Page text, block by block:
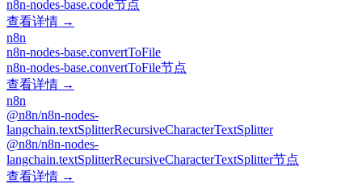
n8n-nodes-base.code节点
查看详情 →
n8n
n8n-nodes-base.convertToFile
n8n-nodes-base.convertToFile节点
查看详情 →
n8n
@n8n/n8n-nodes-
langchain.textSplitterRecursiveCharacterTextSplitter
@n8n/n8n-nodes-
langchain.textSplitterRecursiveCharacterTextSplitter节点
查看详情 →